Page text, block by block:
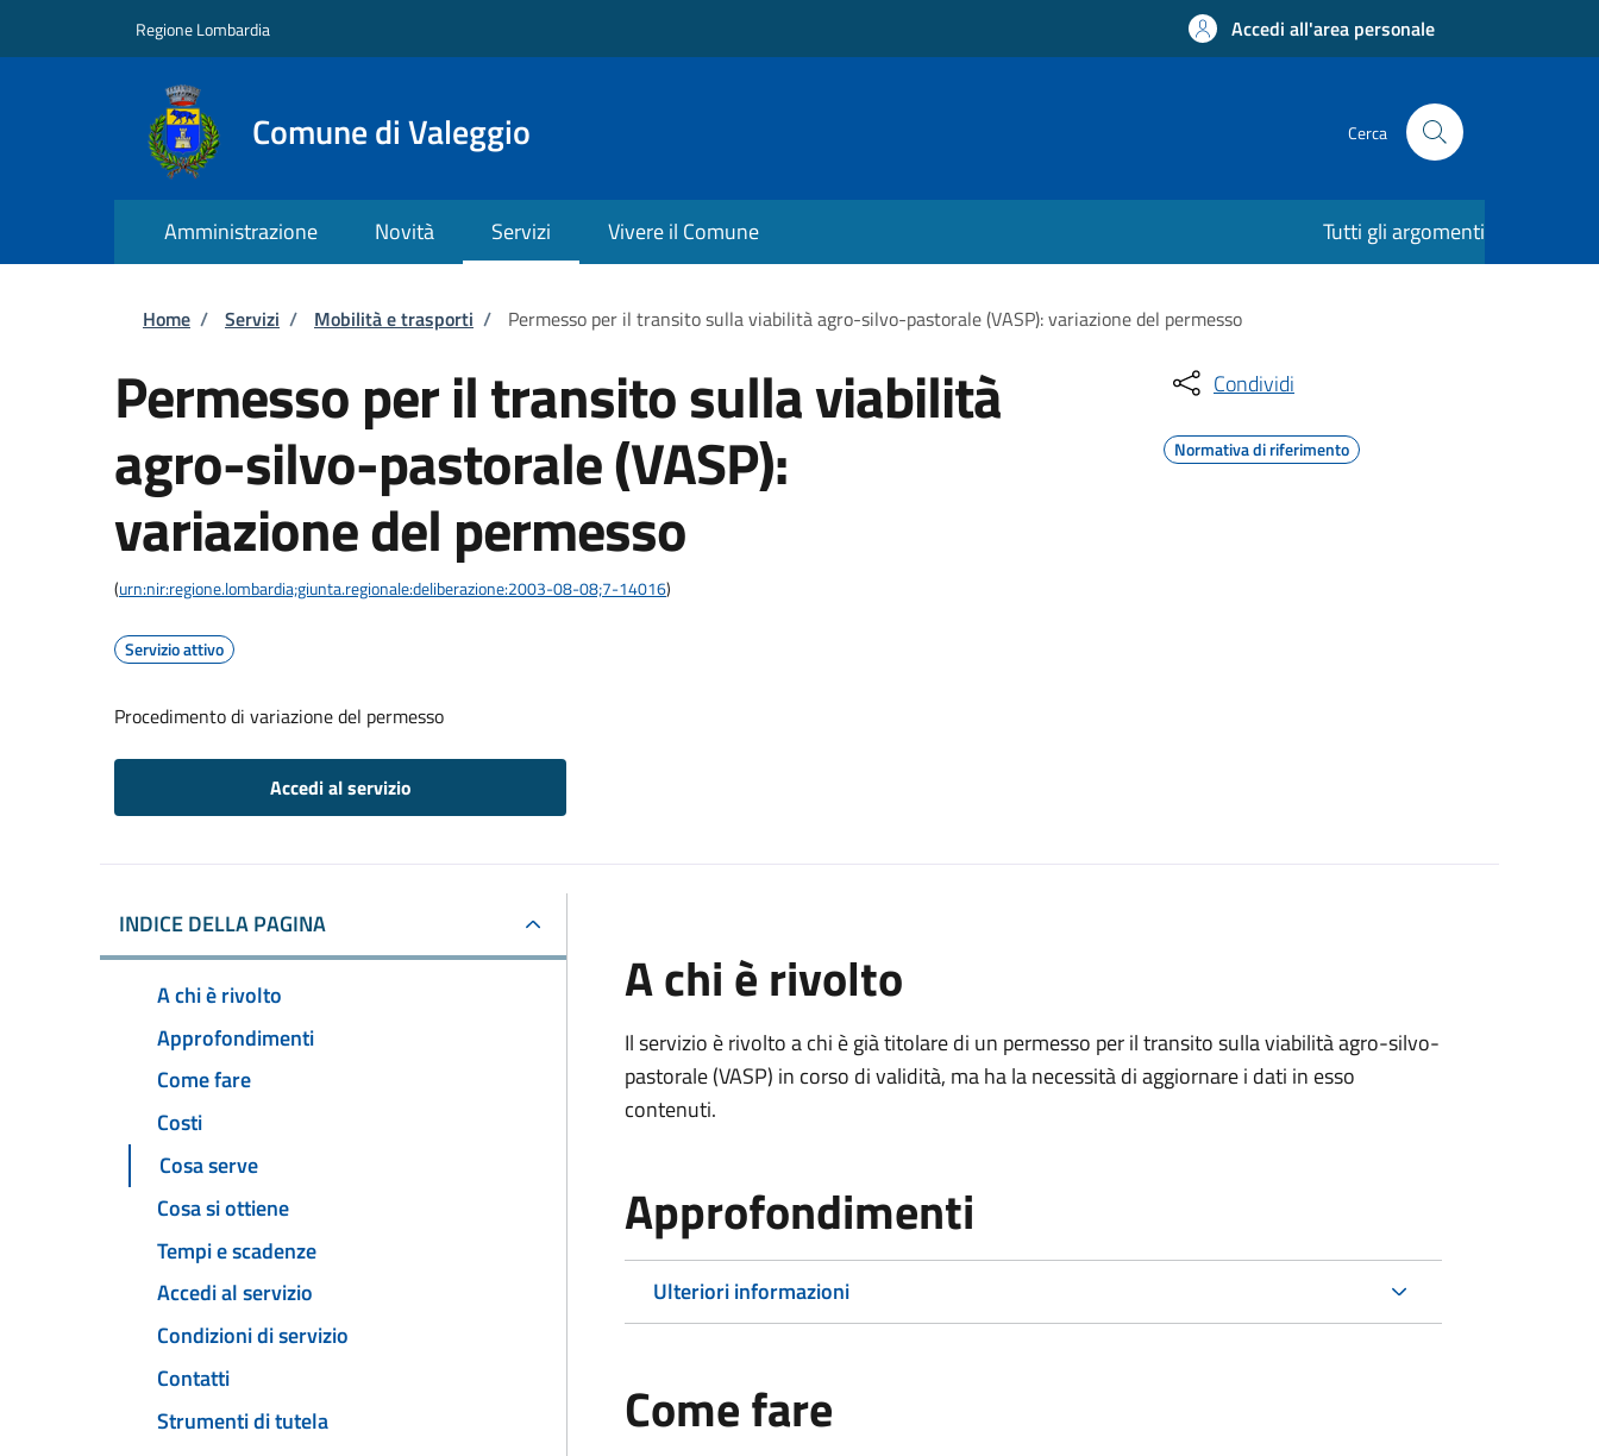
Regione Lombardia Accedi all'area personale
Comune di Valeggio Cerca
Amministrazione Novità Servizi Vivere il Comune Tutti gli argomenti
Briciole di pane
Home / Servizi / Mobilità e trasporti / Permesso per il transito sulla viabilità agro-silvo-pastorale (VASP): variazione del permesso
Permesso per il transito sulla viabilità
agro-silvo-pastorale (VASP):
variazione del permesso
(urn:nir:regione.lombardia;giunta.regionale:deliberazione:2003-08-08;7-14016)
Servizio attivo
Procedimento di variazione del permesso
Accedi al servizio
Condividi
Normativa di riferimento
INDICE DELLA PAGINA
A chi è rivolto
Approfondimenti
Come fare
Costi
Cosa serve
Cosa si ottiene
Tempi e scadenze
Accedi al servizio
Condizioni di servizio
Contatti
Strumenti di tutela
A chi è rivolto
Il servizio è rivolto a chi è già titolare di un permesso per il transito sulla viabilità agro-silvo-
pastorale (VASP) in corso di validità, ma ha la necessità di aggiornare i dati in esso
contenuti.
Approfondimenti
Ulteriori informazioni
Come fare